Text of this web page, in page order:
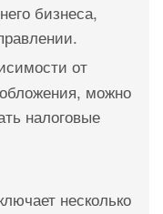
бизнеса,
от
можно
налоговые
несколько